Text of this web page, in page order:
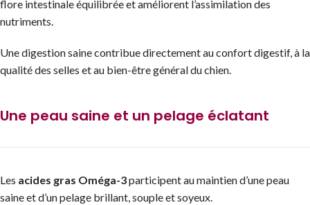
flore intestinale équilibrée et améliorent l’assimilation des
nutriments.
Une digestion saine contribue directement au confort digestif, à la
qualité des selles et au bien-être général du chien.
Une peau saine et un pelage éclatant
Les acides gras Oméga-3participent au maintien d’une peau
saine et d’un pelage brillant, souple et soyeux.